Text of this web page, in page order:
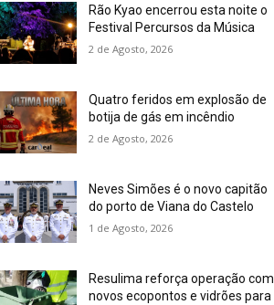
Rão Kyao encerrou esta noite o
Festival Percursos da Música
2 de Agosto, 2026
Quatro feridos em explosão de
botija de gás em incêndio
2 de Agosto, 2026
Neves Simões é o novo capitão
do porto de Viana do Castelo
1 de Agosto, 2026
Resulima reforça operação com
novos ecopontos e vidrões para